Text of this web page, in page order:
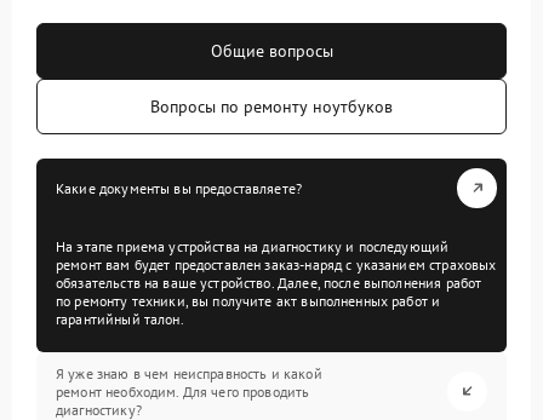
Общие вопросы
Вопросы по ремонту ноутбуков
Какие документы вы предоставляете?
На этапе приема устройства на диагностику и последующий
ремонт вам будет предоставлен заказ-наряд с указанием страховых
обязательств на ваше устройство. Далее, после выполнения работ
по ремонту техники, вы получите акт выполненных работ и
гарантийный талон.
Я уже знаю в чем неисправность и какой
ремонт необходим. Для чего проводить
диагностику?